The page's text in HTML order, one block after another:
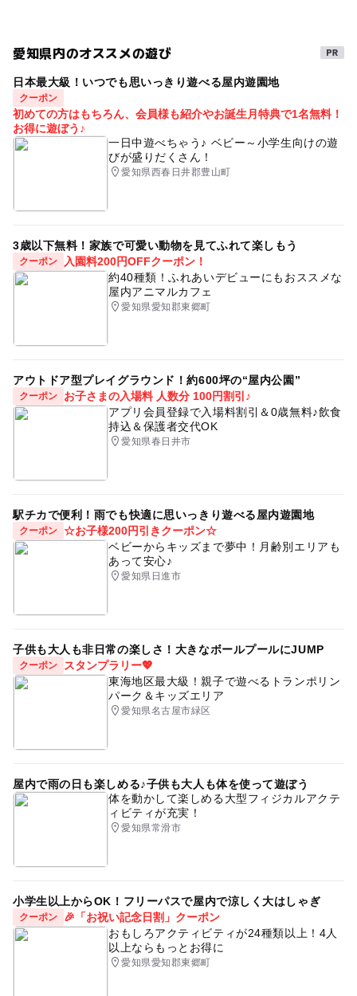
愛知県内のオススメの遊び
日本最大級！いつでも思いっきり遊べる屋内遊園地
クーポン
初めての方はもちろん、会員様も紹介やお誕生月特典で1名無料！
お得に遊ぼう♪
一日中遊べちゃう♪ ベビー～小学生向けの遊
びが盛りだくさん！
愛知県西春日井郡豊山町
3歳以下無料！家族で可愛い動物を見てふれて楽しもう
クーポン
入園料200円OFFクーポン！
約40種類！ふれあいデビューにもおススメな
屋内アニマルカフェ
愛知県愛知郡東郷町
アウトドア型プレイグラウンド！約600坪の“屋内公園”
クーポン
お子さまの入場料 人数分 100円割引♪
アプリ会員登録で入場料割引＆0歳無料♪飲食
持込＆保護者交代OK
愛知県春日井市
駅チカで便利！雨でも快適に思いっきり遊べる屋内遊園地
クーポン ☆お子様200円引きクーポン☆
ベビーからキッズまで夢中！月齢別エリアも
あって安心♪
愛知県日進市
子供も大人も非日常の楽しさ！大きなボールプールにJUMP
クーポン
スタンプラリー💖
東海地区最大級！親子で遊べるトランポリン
パーク＆キッズエリア
愛知県名古屋市緑区
屋内で雨の日も楽しめる♪子供も大人も体を使って遊ぼう
体を動かして楽しめる大型フィジカルアクテ
ィビティが充実！
愛知県常滑市
小学生以上からOK！フリーパスで屋内で涼しく大はしゃぎ
クーポン
🎉「お祝い記念日割」クーポン
おもしろアクティビティが24種類以上！4人
以上ならもっとお得に
愛知県愛知郡東郷町